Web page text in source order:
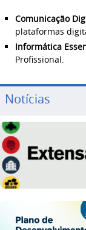
Comunicação
plataformas
Informática
Profissional.
Notícias